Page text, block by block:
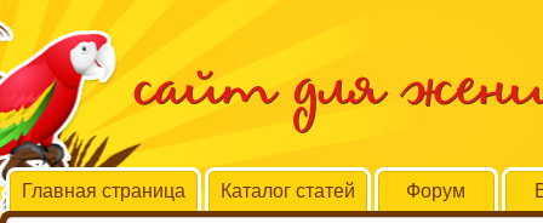
сайт для
Главная страница Каталог статей Форум